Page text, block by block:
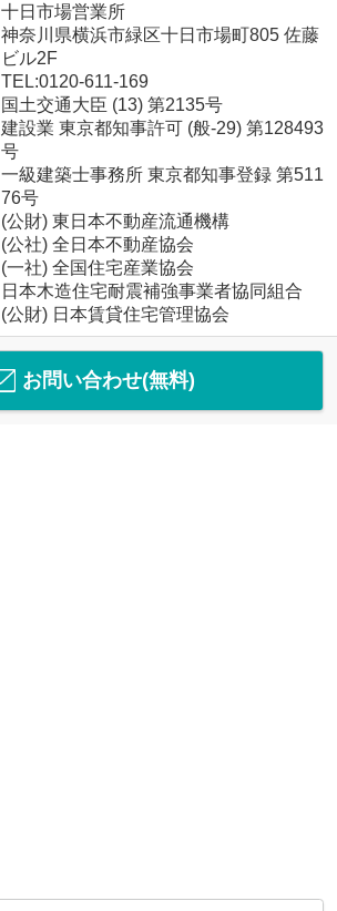
十日市場営業所
神奈川県横浜市緑区十日市場町805 佐藤
ビル2F
TEL:0120-611-169
国土交通大臣 (13) 第2135号
建設業 東京都知事許可 (般-29) 第128493
号
一級建築士事務所 東京都知事登録 第511
76号
(公財) 東日本不動産流通機構
(公社) 全日本不動産協会
(一社) 全国住宅産業協会
日本木造住宅耐震補強事業者協同組合
(公財) 日本賃貸住宅管理協会
お問い合わせ(無料)